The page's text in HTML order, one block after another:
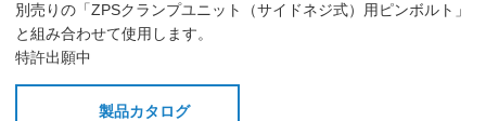
別売りの「ZPSクランプユニット（サイドネジ式）用ピンボルト」
と組み合わせて使用します。
特許出願中
製品カタログ